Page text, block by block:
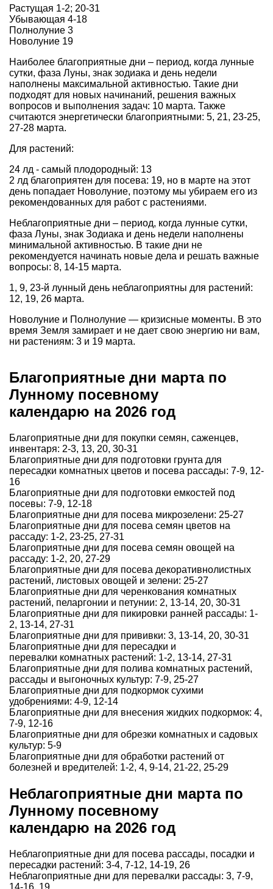
Растущая 1-2; 20-31
Убывающая 4-18
Полнолуние 3
Новолуние 19
Наиболее благоприятные дни – период, когда лунные
сутки, фаза Луны, знак зодиака и день недели
наполнены максимальной активностью. Такие дни
подходят для новых начинаний, решения важных
вопросов и выполнения задач: 10 марта. Также
считаются энергетически благоприятными: 5, 21, 23-25,
27-28 марта.
Для растений:
24 лд - самый плодородный: 13
2 лд благоприятен для посева: 19, но в марте на этот
день попадает Новолуние, поэтому мы убираем его из
рекомендованных для работ с растениями.
Неблагоприятные дни – период, когда лунные сутки,
фаза Луны, знак Зодиака и день недели наполнены
минимальной активностью. В такие дни не
рекомендуется начинать новые дела и решать важные
вопросы: 8, 14-15 марта.
1, 9, 23-й лунный день неблагоприятны для растений:
12, 19, 26 марта.
Новолуние и Полнолуние — кризисные моменты. В это
время Земля замирает и не дает свою энергию ни вам,
ни растениям: 3 и 19 марта.
Благоприятные дни марта по
Лунному посевному
календарю на 2026 год
Благоприятные дни для покупки семян, саженцев,
инвентаря: 2-3, 13, 20, 30-31
Благоприятные дни для подготовки грунта для
пересадки комнатных цветов и посева рассады: 7-9, 12-
16
Благоприятные дни для подготовки емкостей под
посевы: 7-9, 12-18
Благоприятные дни для посева микрозелени: 25-27
Благоприятные дни для посева семян цветов на
рассаду: 1-2, 23-25, 27-31
Благоприятные дни для посева семян овощей на
рассаду: 1-2, 20, 27-29
Благоприятные дни для посева декоративнолистных
растений, листовых овощей и зелени: 25-27
Благоприятные дни для черенкования комнатных
растений, пеларгонии и петунии: 2, 13-14, 20, 30-31
Благоприятные дни для пикировки ранней рассады: 1-
2, 13-14, 27-31
Благоприятные дни для прививки: 3, 13-14, 20, 30-31
Благоприятные дни для пересадки и
перевалки комнатных растений: 1-2, 13-14, 27-31
Благоприятные дни для полива комнатных растений,
рассады и выгоночных культур: 7-9, 25-27
Благоприятные дни для подкормок сухими
удобрениями: 4-9, 12-14
Благоприятные дни для внесения жидких подкормок: 4,
7-9, 12-16
Благоприятные дни для обрезки комнатных и садовых
культур: 5-9
Благоприятные дни для обработки растений от
болезней и вредителей: 1-2, 4, 9-14, 21-22, 25-29
Неблагоприятные дни марта по
Лунному посевному
календарю на 2026 год
Неблагоприятные дни для посева рассады, посадки и
пересадки растений: 3-4, 7-12, 14-19, 26
Неблагоприятные дни для перевалки рассады: 3, 7-9,
14-16, 19